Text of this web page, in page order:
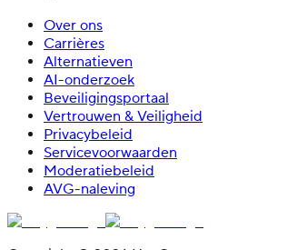
Over ons
Carrières
Alternatieven
AI-onderzoek
Beveiligingsportaal
Vertrouwen & Veiligheid
Privacybeleid
Servicevoorwaarden
Moderatiebeleid
AVG-naleving